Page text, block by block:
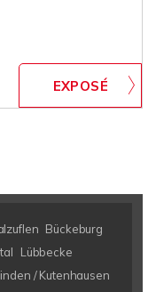
Bückeburg
Lübbecke
/ Kutenhausen